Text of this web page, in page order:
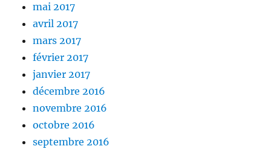
mai 2017
avril 2017
mars 2017
février 2017
janvier 2017
décembre 2016
novembre 2016
octobre 2016
septembre 2016